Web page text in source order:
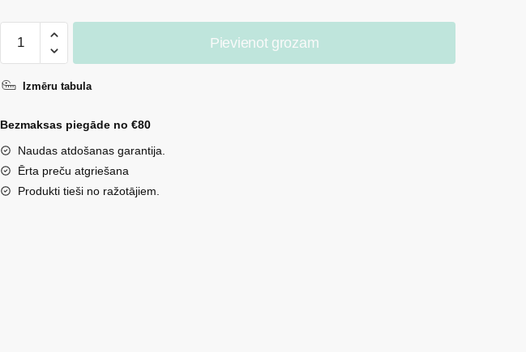
kedas
BRETT
LOW
50253047
Melnas
daudzums
Pievienot grozam
Izmēru tabula
Bezmaksas piegāde no €80
Naudas atdošanas garantija.
Ērta preču atgriešana
Produkti tieši no ražotājiem.